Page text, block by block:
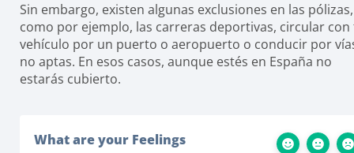
Sin embargo, existen algunas exclusiones en las pólizas,
como por ejemplo, las carreras deportivas, circular con
vehículo por un puerto o aeropuerto o conducir por
no aptas. En esos casos, aunque estés en España no
estarás cubierto.
What are your Feelings